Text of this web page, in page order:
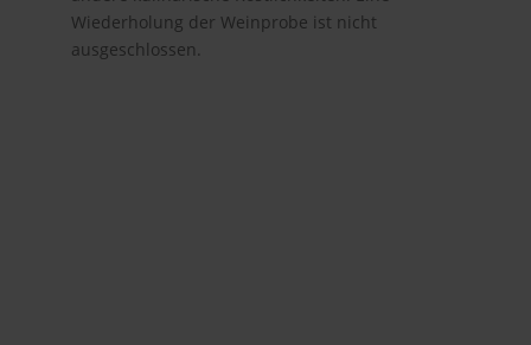
Wiederholung der Weinprobe ist nicht
ausgeschlossen.